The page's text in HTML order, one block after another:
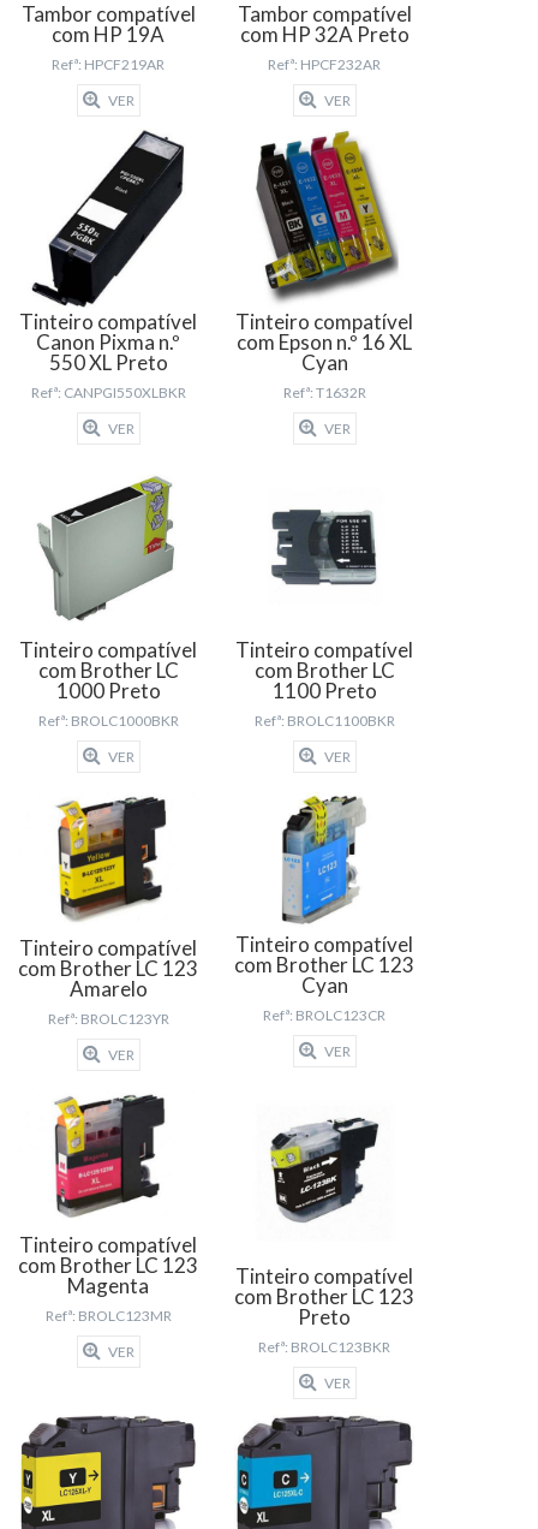
Tambor compatível
com HP 19A
Refª: HPCF219AR
VER
Tambor compatível
com HP 32A Preto
Refª: HPCF232AR
VER
Tinteiro compatível
Canon Pixma n.º
550 XL Preto
Refª: CANPGI550XLBKR
VER
Tinteiro compatível
com Epson n.º 16 XL
Cyan
Refª: T1632R
VER
Tinteiro compatível
com Brother LC
1000 Preto
Refª: BROLC1000BKR
VER
Tinteiro compatível
com Brother LC
1100 Preto
Refª: BROLC1100BKR
VER
Tinteiro compatível
com Brother LC 123
Amarelo
Refª: BROLC123YR
VER
Tinteiro compatível
com Brother LC 123
Cyan
Refª: BROLC123CR
VER
Tinteiro compatível
com Brother LC 123
Magenta
Refª: BROLC123MR
VER
Tinteiro compatível
com Brother LC 123
Preto
Refª: BROLC123BKR
VER